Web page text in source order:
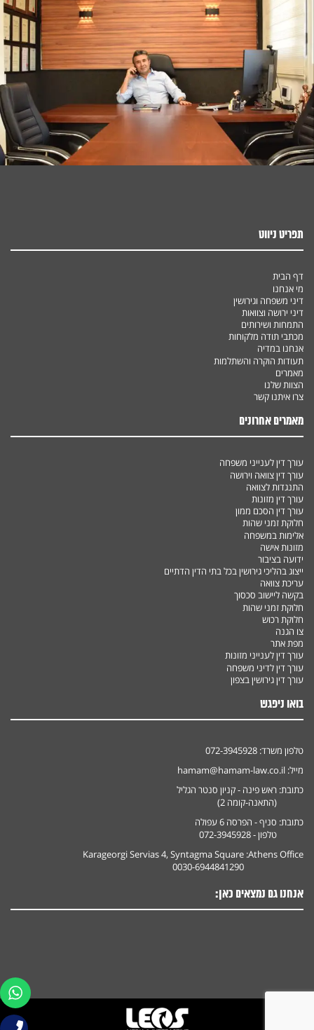
תפריט ניווט
דף הבית
מי אנחנו
דיני משפחה וגירושין
דיני ירושה וצוואות
התמחות ושירותים
מכתבי תודה מלקוחות
אנחנו במדיה
תעודות הוקרה והשתלמות
מאמרים
הצוות שלנו
צרו איתנו קשר
מאמרים אחרונים
עורך דין לענייני משפחה
עורך דין צוואה וירושה
התנגדות לצוואה
עורך דין מזונות
עורך דין הסכם ממון
חלוקת זמני שהות
אלימות במשפחה
מזונות אישה
ידועה בציבור
ייצוג בהליכי גירושין בכל בתי הדין הדתיים
עריכת צוואה
בקשה ליישוב סכסוך
חלוקת זמני שהות
חלוקת רכוש
צו הגנה
מפת אתר
עורך דין לענייני מזונות
עורך דין לדיני משפחה
עורך דין גירושין בצפון
בואו ניפגש
טלפון משרד: 072-3945928
מייל: hamam@hamam-law.co.il
כתובת: ראש פינה - קניון סנטר הגליל
(התאנה-קומה 2)
כתובת: סניף - הפרסה 6 עפולה
טלפון - 072-3945928
Athens Office:
Karageorgi Servias 4, Syntagma Square
0030-6944841290
אנחנו גם נמצאים כאן: